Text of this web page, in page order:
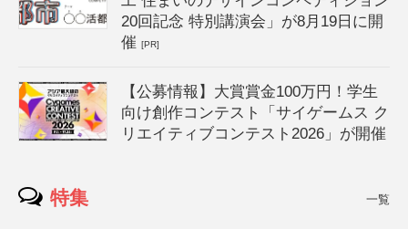
20回記念 特別講演会」が8月19日に開
催[PR]
【公募情報】大賞賞金100万円！学生
向け創作コンテスト「サイゲームス ク
リエイティブコンテスト2026」が開催
特集 一覧